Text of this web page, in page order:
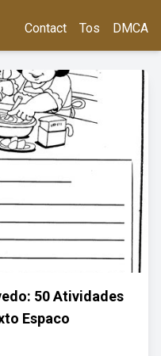
Contact Tos DMCA
50 Atividades
Espaco